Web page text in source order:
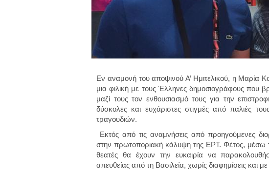
Εν αναμονή του αποψινού Α’ Ημιτελικού, η Μαρία
μια φιλική με τους Έλληνες δημοσιογράφους που
μαζί τους τον ενθουσιασμό τους για την
δύσκολες και ευχάριστες στιγμές από παλιές
τραγουδιών.
Εκτός από τις αναμνήσεις από προηγούμενες
στην πρωτοποριακή κάλυψη της ΕΡΤ. Φέτος, μέσω
θεατές θα έχουν την ευκαιρία να
απευθείας από τη Βασιλεία, χωρίς διαφημίσεις και